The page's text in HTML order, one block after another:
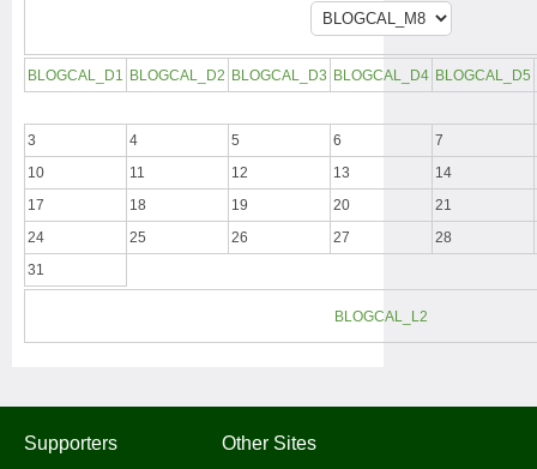
BLOGCAL_D1 BLOGCAL_D2 BLOGCAL_D3 BLOGCAL_D4 BLOGCAL_D5
3 4 5 6
7
10
11 12 13
14
17
18 19 20
21
24
25 26 27
28
31
BLOGCAL_L2
Supporters Other Sites